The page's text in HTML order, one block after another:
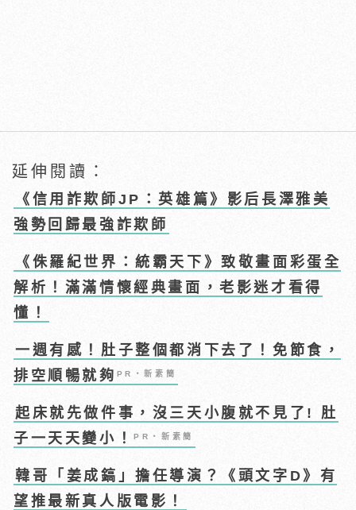
延伸閱讀：
《信用詐欺師JP：英雄篇》影后長澤雅美
強勢回歸最強詐欺師
《侏羅紀世界：統霸天下》致敬畫面彩蛋全
解析！滿滿情懷經典畫面，老影迷才看得
懂！
一週有感！肚子整個都消下去了！免節食，
排空順暢就夠 PR・新素簡
起床就先做件事，沒三天小腹就不見了! 肚
子一天天變小！PR・新素簡
韓哥「姜成鎬」擔任導演？《頭文字D》有
望推最新真人版電影！